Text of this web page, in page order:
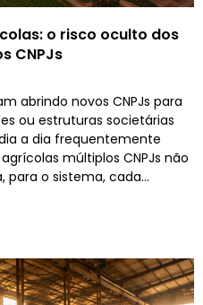
o risco oculto dos
CNPJs
abrindo novos CNPJs para
ou estruturas societárias
a dia frequentemente
múltiplos CNPJs não
para o sistema, cada...